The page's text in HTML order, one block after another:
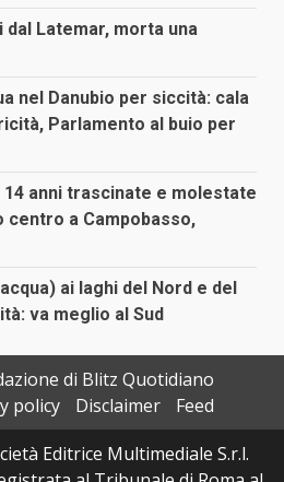
Latemar, morta una
nel Danubio per siccità: cala
Parlamento al buio per
14 anni trascinate e molestate
centro a Campobasso,
ai laghi del Nord e del
va meglio al Sud
di Blitz Quotidiano
policy Disclaimer
Feed
Editrice Multimediale S.r.l.